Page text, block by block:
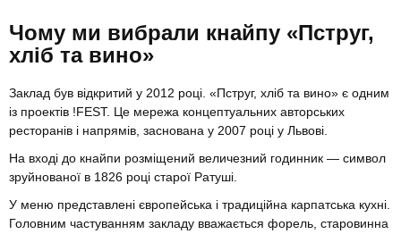
Чому ми вибрали кнайпу «Пструг,
хліб та вино»
Заклад був відкритий у 2012 році. «Пструг, хліб та вино» є одним
із проектів !FEST. Це мережа концептуальних авторських
ресторанів і напрямів, заснована у 2007 році у Львові.
На вході до кнайпи розміщений величезний годинник — символ
зруйнованої в 1826 році старої Ратуші.
У меню представлені європейська і традиційна карпатська кухні.
Головним частуванням закладу вважається форель, старовинна